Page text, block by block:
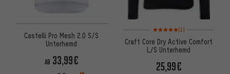
Castelli Pro Mesh 2.0 S/S
Unterhemd
AB 33,99€
Bewertungen: 5 von 5
(1)
Craft Core Dry Active Comfort
L/S Unterhemd
25,99€